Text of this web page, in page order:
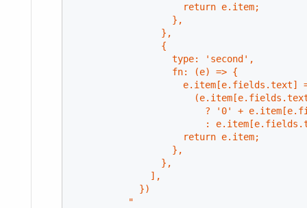
                    return e.item;
                  },
                },
                {
                  type: 'second',
                  fn: (e) => {
e.item[e.fields.text]
? '0' +
:
                    return e.item;
                  },
                },
              ],
            })
          "